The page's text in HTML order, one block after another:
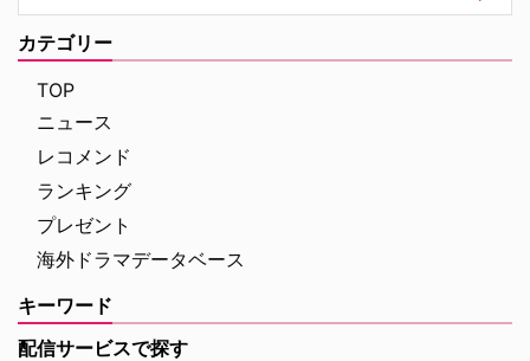
ンを熱狂させたガイ・リッチー監
督の最新作は、最高にセクシーで
最高に危険なノンストップ・バデ
ィアクションだ。アメリカ海軍 …
ィッド・フィンチャーが進めてい
2024年、フィンチャーがNetf …
カテゴリー
TOP
ニュース
レコメンド
ランキング
プレゼント
海外ドラマデータベース
キーワード
配信サービスで探す